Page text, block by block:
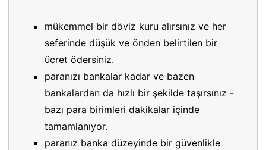
mükemmel bir döviz kuru alırsınız ve her
seferinde düşük ve önden belirtilen bir
ücret ödersiniz.
paranızı bankalar kadar ve bazen
bankalardan da hızlı bir şekilde taşırsınız -
bazı para birimleri dakikalar içinde
tamamlanıyor.
paranız banka düzeyinde bir güvenlikle